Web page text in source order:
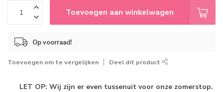
Toevoegen aan winkelwagen
Op voorraad!
Toevoegen om te vergelijken Deel dit product
LET OP: Wij zijn er even tussenuit voor onze zomerstop.